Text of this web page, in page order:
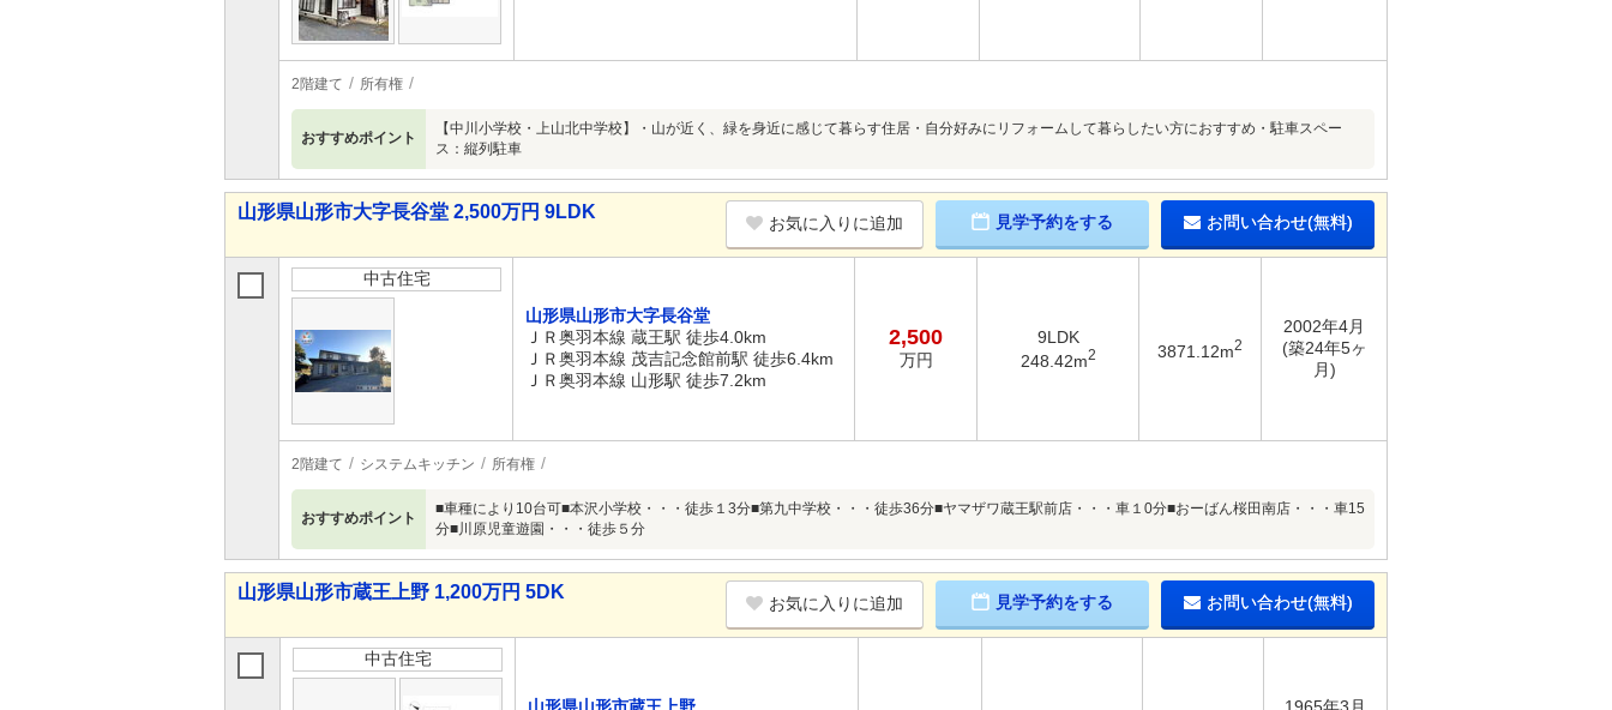
2階建て 所有権
おすすめポイント
【中川小学校・上山北中学校】・山が近く、緑を身近に感じて暮らす住居・自分好みにリフォームして暮らしたい方におすすめ・駐車スペー
ス：縦列駐車
山形県山形市大字長谷堂 2,500万円 9LDK
お気に入りに追加 見学予約をする お問い合わせ(無料)
中古住宅
山形県山形市大字長谷堂
ＪＲ奥羽本線 蔵王駅 徒歩4.0km
ＪＲ奥羽本線 茂吉記念館前駅 徒歩6.4km
ＪＲ奥羽本線 山形駅 徒歩7.2km
2,500
万円
9LDK
248.42m2 3871.12m2
2002年4月
(築24年5ヶ
月)
2階建て システムキッチン 所有権
おすすめポイント
■車種により10台可■本沢小学校・・・徒歩１3分■第九中学校・・・徒歩36分■ヤマザワ蔵王駅前店・・・車１0分■おーばん桜田南店・・・車15
分■川原児童遊園・・・徒歩５分
山形県山形市蔵王上野 1,200万円 5DK
お気に入りに追加 見学予約をする お問い合わせ(無料)
中古住宅